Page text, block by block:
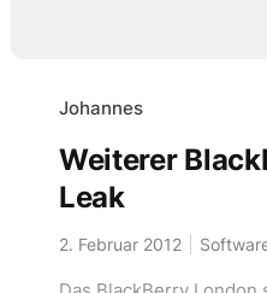
Johannes
Weiterer
Leak
2. Februar 2012